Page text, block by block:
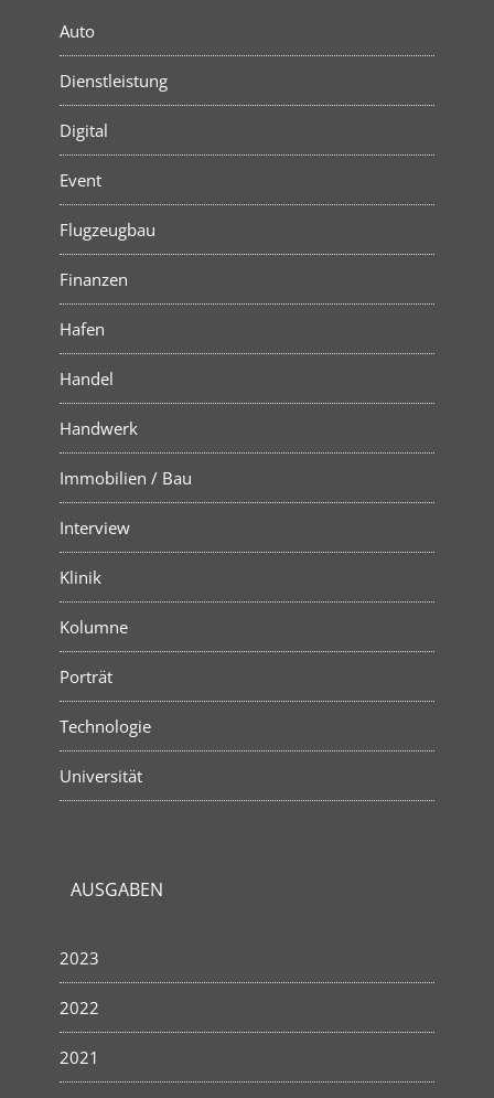
Auto
Dienstleistung
Digital
Event
Flugzeugbau
Finanzen
Hafen
Handel
Handwerk
Immobilien / Bau
Interview
Klinik
Kolumne
Porträt
Technologie
Universität
AUSGABEN
2023
2022
2021